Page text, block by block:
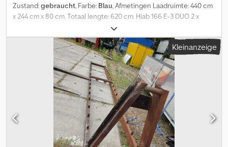
Zustand:gebraucht, Farbe: Blau, Afmetingen Laadruimte: 440 cm
x 244 cm x 80 cm. Totaal lengte: 620 cm. Hiab 166 E-3 DUO 2 x
outrigger. 3 x hydraulic extension. Dksdpfx Ajw Ibf Ajp Ejr 5th + 6 th
function (Rotator- Graph) = Weitere Informationen = Kran: Hiab
Typennummer: CONTAINER + HIAB 166 CRANE / KRA =
Firmeninformationen = ALLE PREISE SIND NETTO FUR DEN
EXPORT,Joris Versteijnen NL-DE-GB)Wouter Greutink NL-DE-GB-
ES-IT)Govorim po ryccki Wir bemühen uns nach Kraften, korrekte
Informationen anzugeben.Dennoch konnen aus den
eingestellten Texten keine Rechte hergeleitet werden.
Kleinanzeige